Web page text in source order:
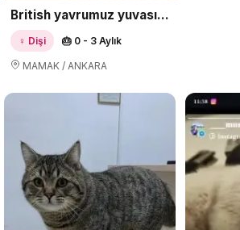
British yavrumuz yuvasını arıyor
♀ Dişi 🎂 0 - 3 Aylık
MAMAK / ANKARA